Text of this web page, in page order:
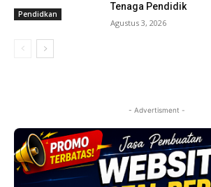
Pendidkan
Tenaga Pendidik
Agustus 3, 2026
- Advertisment -